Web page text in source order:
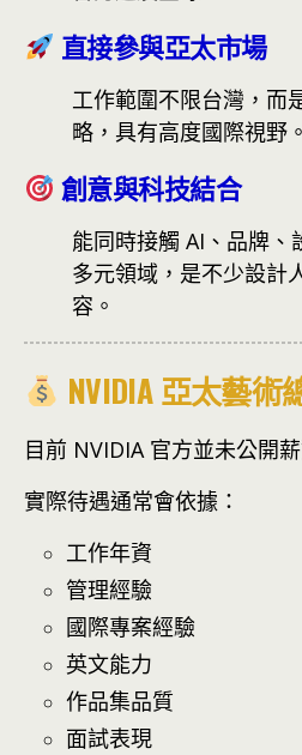
直接參與亞太市場
工作範圍不限台灣，而
略，具有高度國際視野。
創意與科技結合
能同時接觸 AI、品牌
多元領域，是不少設計
容。
NVIDIA 亞太藝術
目前 NVIDIA 官方並未公開
實際待遇通常會依據：
工作年資
管理經驗
國際專案經驗
英文能力
作品集品質
面試表現